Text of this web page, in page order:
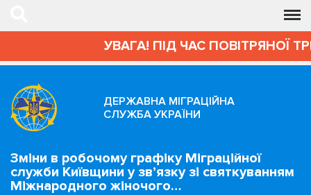
УВАГА! ПІД ЧАС ПОВІТРЯНОЇ
ДЕРЖАВНА МІГРАЦІЙНА
СЛУЖБА УКРАЇНИ
Зміни в робочому графіку Міграційної
служби Київщини у зв’язку зі святкуванням
Міжнародного жіночого…